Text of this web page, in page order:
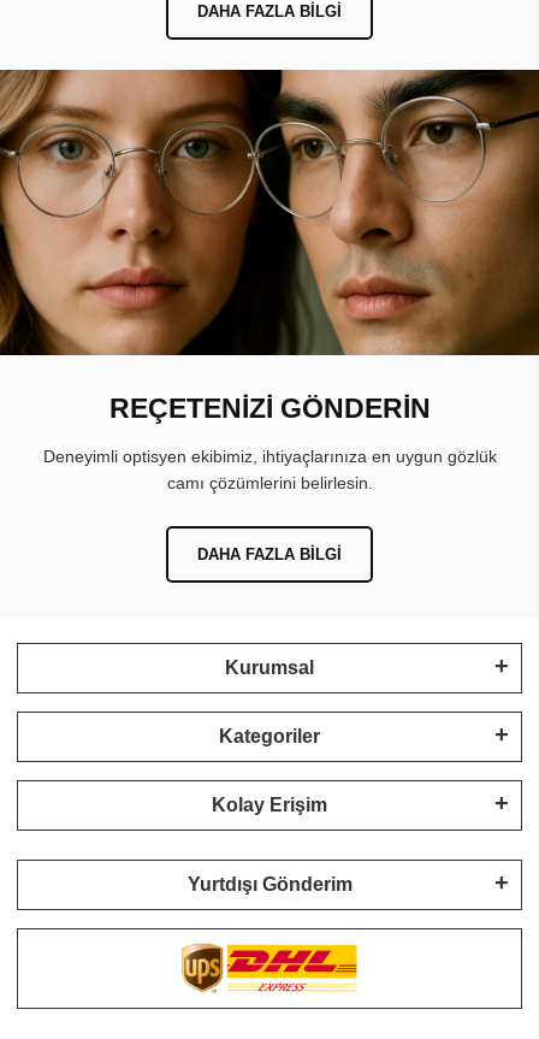
DAHA FAZLA BILGI
REÇETENİZİ GÖNDERİN
Deneyimli optisyen ekibimiz, ihtiyaçlarınıza en uygun gözlük
camı çözümlerini belirlesin.
DAHA FAZLA BILGI
Kurumsal
Kategoriler
Kolay Erişim
Yurtdışı Gönderim